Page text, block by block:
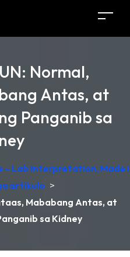
Normal,
Antas, at
Panganib sa
– Lab Interpretation, Made
artikulo >
Mababang Antas, at
sa Kidney